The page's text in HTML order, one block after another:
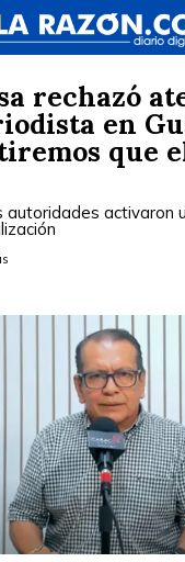
rechazó
en
que
autoridades activaron